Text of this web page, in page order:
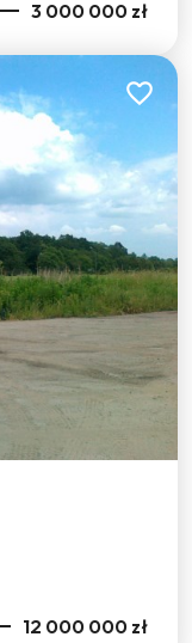
3 000 000 zł
Dodaj
12 000 000 zł